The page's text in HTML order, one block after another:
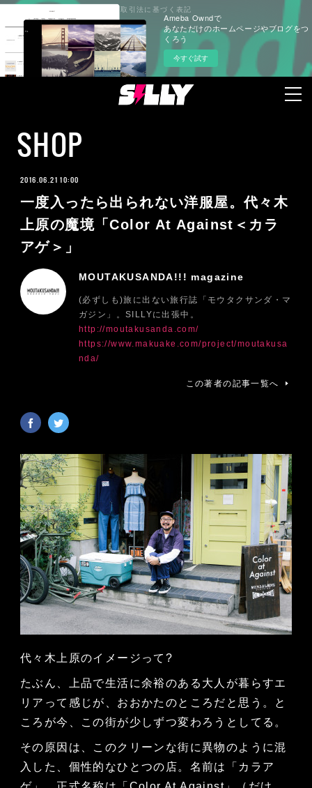
Ameba Owndで
あなただけのホームページやブログをつ
くろう
今すぐ試す
SHOP
2016.06.21 10:00
一度入ったら出られない洋服屋。代々木
上原の魔境「Color At Against＜カラ
アゲ＞」
MOUTAKUSANDA!!! magazine
(必ずしも)旅に出ない旅行誌「モウタクサンダ・マ
ガジン」。SILLYに出張中。
http://moutakusanda.com/
https://www.makuake.com/project/moutakusa
nda/
この著者の記事一覧へ
代々木上原のイメージって?
たぶん、上品で生活に余裕のある大人が暮らすエ
リアって感じが、おおかたのところだと思う。と
ころが今、この街が少しずつ変わろうとしてる。
その原因は、このクリーンな街に異物のように混
入した、個性的なひとつの店。名前は「カラア
プライバシーポリシー 特定商取引法に基づく表記